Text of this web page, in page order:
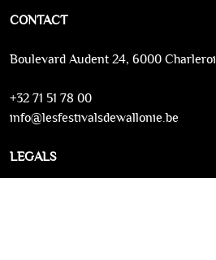
CONTACT
Boulevard Audent 24, 6000 Charleroi
+32 71 51 78 00
info@lesfestivalsdewallonie.be
LEGALS